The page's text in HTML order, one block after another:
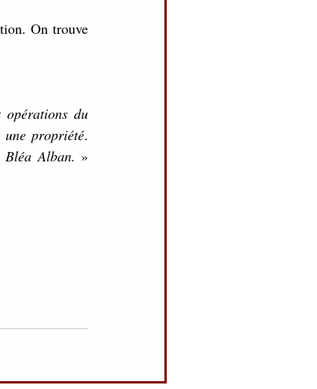
On trouve
opérations du
une propriété
Alban.